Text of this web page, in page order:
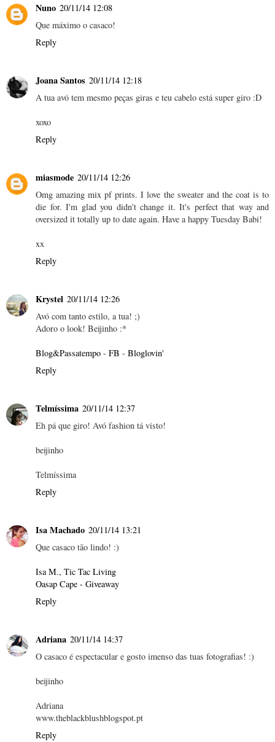
Nuno 20/11/14 12:08
Que máximo o casaco!
Reply
Joana Santos 20/11/14 12:18
A tua avó tem mesmo peças giras e teu cabelo está super giro :D
xoxo
Reply
miasmode 20/11/14 12:26
Omg amazing mix pf prints. I love the sweater and the coat is to
die for. I'm glad you didn't change it. It's perfect that way and
oversized it totally up to date again. Have a happy Tuesday Babi!
xx
Reply
Krystel 20/11/14 12:26
Avó com tanto estilo, a tua! ;)
Adoro o look! Beijinho :*
Blog&Passatempo - FB - Bloglovin'
Reply
Telmíssima 20/11/14 12:37
Eh pá que giro! Avó fashion tá visto!
beijinho
Telmíssima
Reply
Isa Machado 20/11/14 13:21
Que casaco tão lindo! :)
Isa M., Tic Tac Living
Oasap Cape - Giveaway
Reply
Adriana 20/11/14 14:37
O casaco é espectacular e gosto imenso das tuas fotografias! :)
beijinho
Adriana
www.theblackblushblogspot.pt
Reply